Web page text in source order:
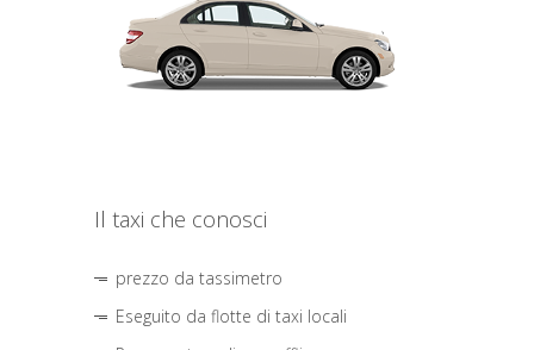
Il taxi che conosci
prezzo da tassimetro
Eseguito da flotte di taxi locali